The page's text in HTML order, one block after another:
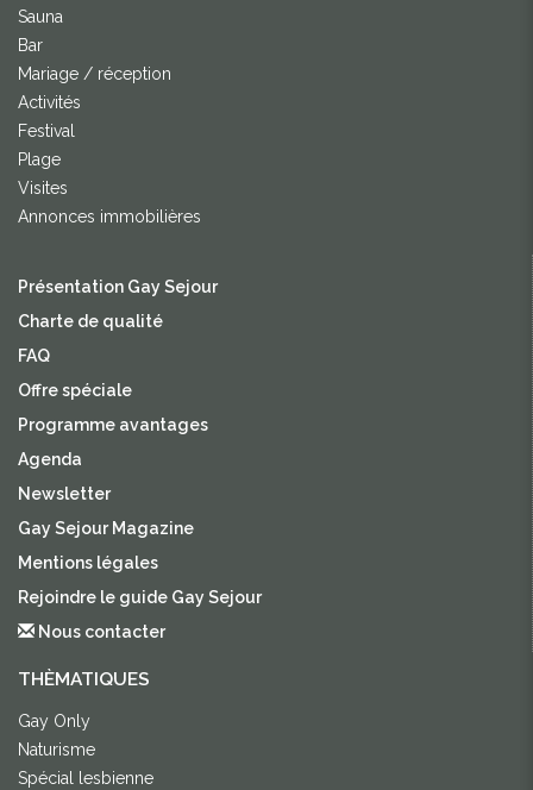
Sauna
Bar
Mariage / réception
Activités
Festival
Plage
Visites
Annonces immobilières
Présentation Gay Sejour
Charte de qualité
FAQ
Offre spéciale
Programme avantages
Agenda
Newsletter
Gay Sejour Magazine
Mentions légales
Rejoindre le guide Gay Sejour
Nous contacter
THÈMATIQUES
Gay Only
Naturisme
Spécial lesbienne